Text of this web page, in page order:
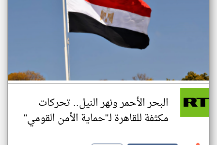
البحر الأحمر ونهر النيل.. تحركات
مكثفة للقاهرة لـ"حماية الأمن القومي"